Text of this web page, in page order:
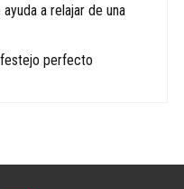
a relajar de una
perfecto